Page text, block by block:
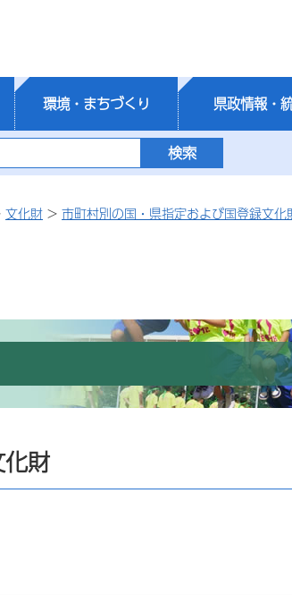
環境・まちづくり 県政情報・
文化財 > 市町村別の国・県指定および国登録文化
財